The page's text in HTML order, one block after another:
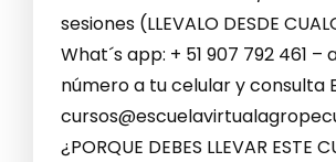
sesiones (LLEVALO DESDE
What´s app: + 51 907 792 461
número a tu celular y consulta
¿PORQUE DEBES LLEVAR ESTE